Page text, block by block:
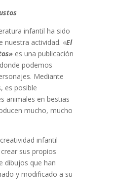
infantil ha sido
nuestra actividad. «El
es una publicación
podemos
Mediante
es posible
animales en bestias
mucho, mucho
infantil
sus propios
dibujos que han
y modificado a su